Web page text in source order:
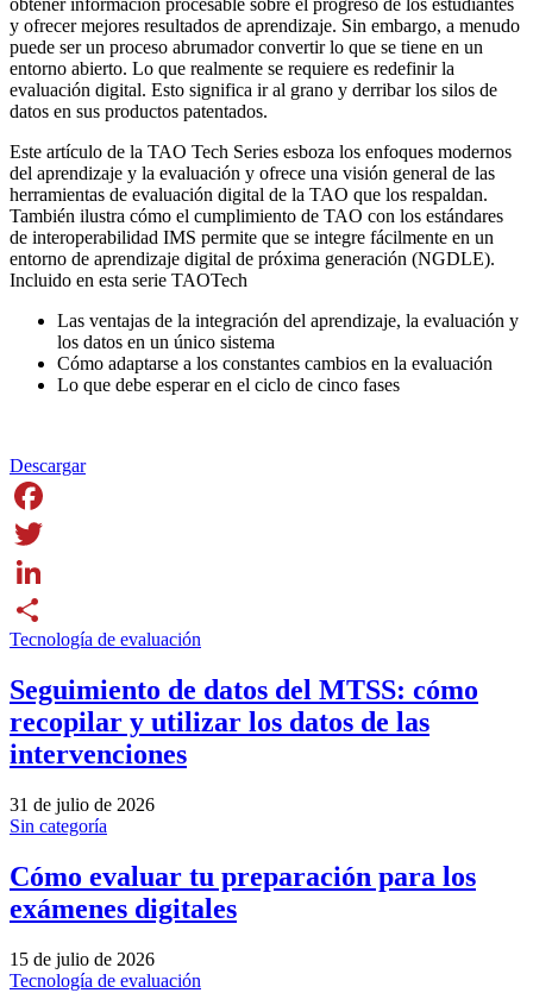
obtener información procesable sobre el progreso de los estudiantes
y ofrecer mejores resultados de aprendizaje. Sin embargo, a menudo
puede ser un proceso abrumador convertir lo que se tiene en un
entorno abierto. Lo que realmente se requiere es redefinir la
evaluación digital. Esto significa ir al grano y derribar los silos de
datos en sus productos patentados.
Este artículo de la TAO Tech Series esboza los enfoques modernos
del aprendizaje y la evaluación y ofrece una visión general de las
herramientas de evaluación digital de la TAO que los respaldan.
También ilustra cómo el cumplimiento de TAO con los estándares
de interoperabilidad IMS permite que se integre fácilmente en un
entorno de aprendizaje digital de próxima generación (NGDLE).
Incluido en esta serie TAOTech
Las ventajas de la integración del aprendizaje, la evaluación y
los datos en un único sistema
Cómo adaptarse a los constantes cambios en la evaluación
Lo que debe esperar en el ciclo de cinco fases
Descargar
Facebook
Twitter
LinkedIn
Share
Tecnología de evaluación
Seguimiento de datos del MTSS: cómo
recopilar y utilizar los datos de las
intervenciones
31 de julio de 2026
Sin categoría
Cómo evaluar tu preparación para los
exámenes digitales
15 de julio de 2026
Tecnología de evaluación